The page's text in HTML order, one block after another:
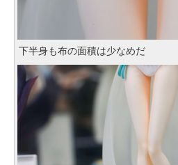
下半身も布の面積は少なめだ